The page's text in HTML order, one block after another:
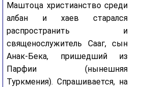
Маштоца христианство среди
албан и хаев старался
распространить и
священослужитель Сааг, сын
Анак-Бека, пришедший из
Парфии (нынешняя
Туркмения). Спрашивается, на